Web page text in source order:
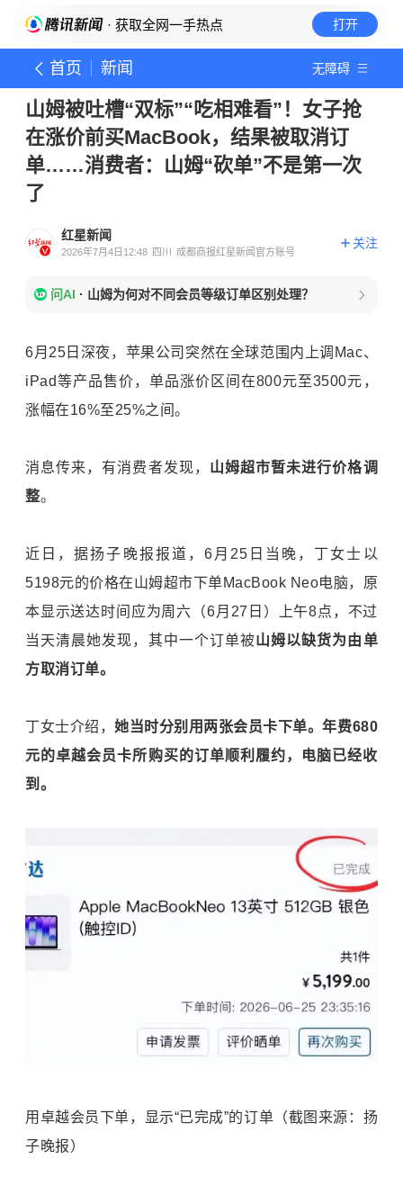
· 获取全网一手热点 打开
首页 新闻 无障碍
山姆被吐槽“双标”“吃相难看”！女子抢
在涨价前买MacBook，结果被取消订
单……消费者：山姆“砍单”不是第一次
了
红星新闻
2026年7月4日12:48 四川 成都商报红星新闻官方账号
关注
问AI · 山姆为何对不同会员等级订单区别处理？
6月25日深夜，苹果公司突然在全球范围内上调Mac、
iPad等产品售价，单品涨价区间在800元至3500元，
涨幅在16%至25%之间。
消息传来，有消费者发现， 山姆超市暂未进行价格调
整。
近日，据扬子晚报报道，6月25日当晚，丁女士以
5198元的价格在山姆超市下单MacBook Neo电脑，原
本显示送达时间应为周六（6月27日）上午8点，不过
当天清晨她发现，其中一个订单被山姆以缺货为由单
方取消订单。
丁女士介绍，她当时分别用两张会员卡下单。年费680
元的卓越会员卡所购买的订单顺利履约，电脑已经收
到。
用卓越会员下单，显示“已完成”的订单（截图来源：扬
子晚报）